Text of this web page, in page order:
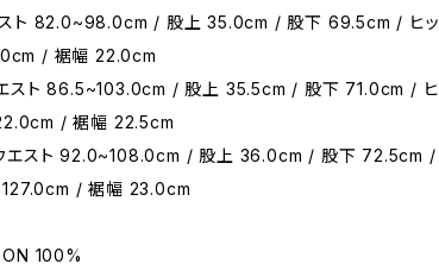
ト 82.0~98.0cm / 股上 35.0cm / 股下 69.5cm / ヒッ
/ 裾幅 22.0cm
スト 86.5~103.0cm / 股上 35.5cm / 股下 71.0cm / ヒ
/ 裾幅 22.5cm
エスト 92.0~108.0cm / 股上 36.0cm / 股下 72.5cm /
127.0cm / 裾幅 23.0cm
100%